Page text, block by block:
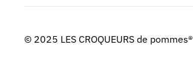
© 2025 LES CROQUEURS de pommes®